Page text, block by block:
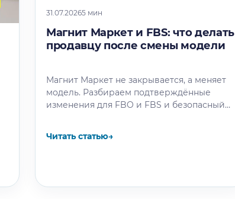
31.07.20265 мин
Магнит Маркет и FBS: что делать
продавцу после смены модели
Магнит Маркет не закрывается, а меняет
модель. Разбираем подтверждённые
изменения для FBO и FBS и безопасный
Читать статью→